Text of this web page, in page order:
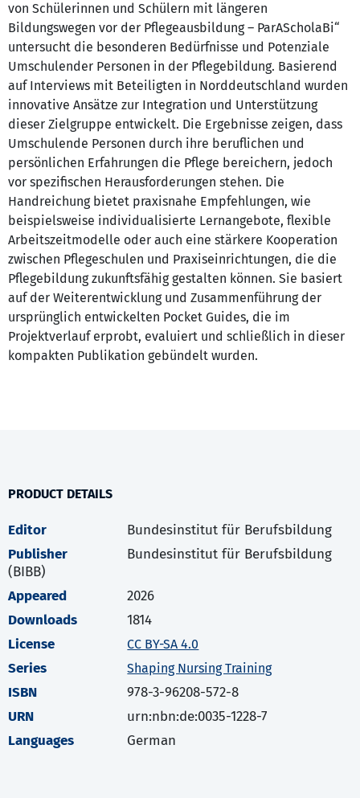
von Schülerinnen und Schülern mit längeren
Bildungswegen vor der Pflegeausbildung – ParAScholaBi“
untersucht die besonderen Bedürfnisse und Potenziale
Umschulender Personen in der Pflegebildung. Basierend
auf Interviews mit Beteiligten in Norddeutschland wurden
innovative Ansätze zur Integration und Unterstützung
dieser Zielgruppe entwickelt. Die Ergebnisse zeigen, dass
Umschulende Personen durch ihre beruflichen und
persönlichen Erfahrungen die Pflege bereichern, jedoch
vor spezifischen Herausforderungen stehen. Die
Handreichung bietet praxisnahe Empfehlungen, wie
beispielsweise individualisierte Lernangebote, flexible
Arbeitszeitmodelle oder auch eine stärkere Kooperation
zwischen Pflegeschulen und Praxiseinrichtungen, die die
Pflegebildung zukunftsfähig gestalten können. Sie basiert
auf der Weiterentwicklung und Zusammenführung der
ursprünglich entwickelten Pocket Guides, die im
Projektverlauf erprobt, evaluiert und schließlich in dieser
kompakten Publikation gebündelt wurden.
PRODUCT DETAILS
Editor
Bundesinstitut für Berufsbildung
Publisher
Bundesinstitut für Berufsbildung
(BIBB)
Appeared
2026
Downloads
1814
License
CC BY-SA 4.0
Series Shaping Nursing Training
ISBN
978-3-96208-572-8
URN
urn:nbn:de:0035-1228-7
Languages
German